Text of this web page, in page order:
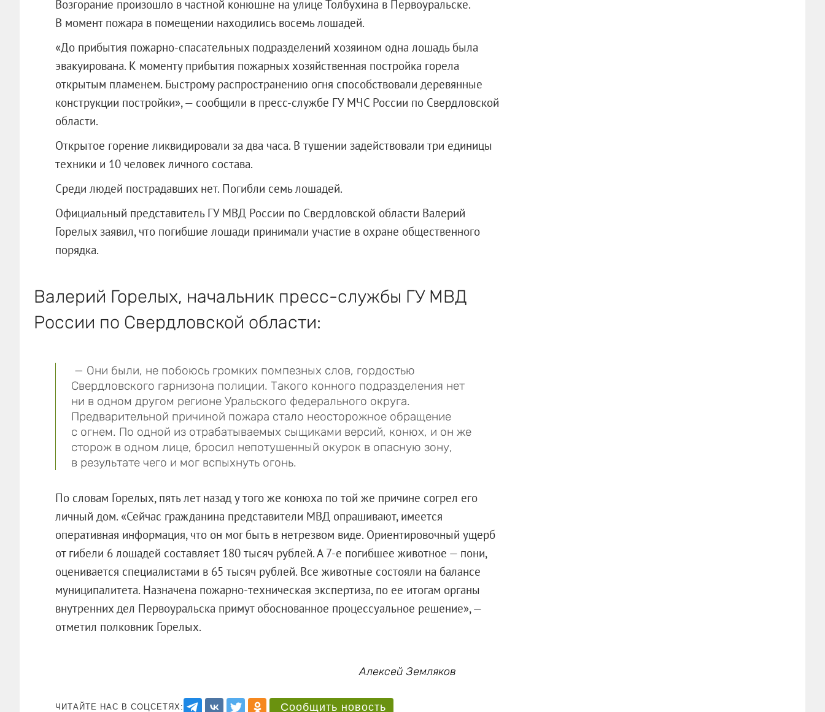
Возгорание произошло в частной конюшне на улице Толбухина в Первоуральске.
В момент пожара в помещении находились восемь лошадей.
«До прибытия пожарно-спасательных подразделений хозяином одна лошадь была
эвакуирована. К моменту прибытия пожарных хозяйственная постройка горела
открытым пламенем. Быстрому распространению огня способствовали деревянные
конструкции постройки», — сообщили в пресс-службе ГУ МЧС России по Свердловской
области.
Открытое горение ликвидировали за два часа. В тушении задействовали три единицы
техники и 10 человек личного состава.
Среди людей пострадавших нет. Погибли семь лошадей.
Официальный представитель ГУ МВД России по Свердловской области Валерий
Горелых заявил, что погибшие лошади принимали участие в охране общественного
порядка.
Валерий Горелых, начальник пресс-службы ГУ МВД
России по Свердловской области:
— Они были, не побоюсь громких помпезных слов, гордостью
Свердловского гарнизона полиции. Такого конного подразделения нет
ни в одном другом регионе Уральского федерального округа.
Предварительной причиной пожара стало неосторожное обращение
с огнем. По одной из отрабатываемых сыщиками версий, конюх, и он же
сторож в одном лице, бросил непотушенный окурок в опасную зону,
в результате чего и мог вспыхнуть огонь.
По словам Горелых, пять лет назад у того же конюха по той же причине согрел его
личный дом. «Сейчас гражданина представители МВД опрашивают, имеется
оперативная информация, что он мог быть в нетрезвом виде. Ориентировочный ущерб
от гибели 6 лошадей составляет 180 тысяч рублей. А 7-е погибшее животное — пони,
оценивается специалистами в 65 тысяч рублей. Все животные состояли на балансе
муниципалитета. Назначена пожарно-техническая экспертиза, по ее итогам органы
внутренних дел Первоуральска примут обоснованное процессуальное решение», —
отметил полковник Горелых.
Алексей Земляков
ЧИТАЙТЕ НАС В СОЦСЕТЯХ: Сообщить новость